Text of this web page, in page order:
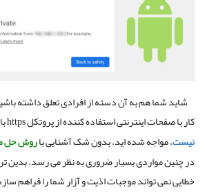
شاید شما هم به آن دسته از افرادی تعلق داشته
کار با صفحات اینترنتی استفاده کننده از پروتکل
با
نیست، مواجه شده اید.بدون شک آشنایی باروشحل
در چنین مواردی بسیار ضروری به نظر می رسد.بدین
خطایی نمی تواند موجبات اذیت و آزار شما را فراهم